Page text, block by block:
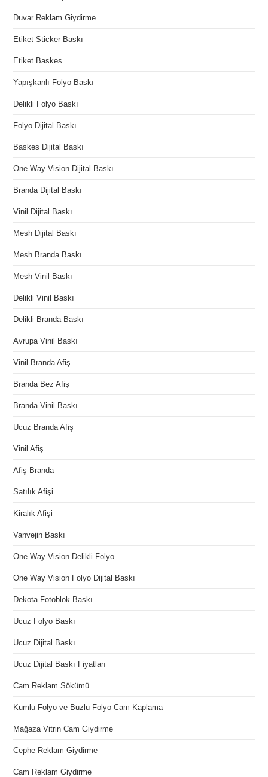
Duvar Reklam Giydirme
Etiket Sticker Baskı
Etiket Baskes
Yapışkanlı Folyo Baskı
Delikli Folyo Baskı
Folyo Dijital Baskı
Baskes Dijital Baskı
One Way Vision Dijital Baskı
Branda Dijital Baskı
Vinil Dijital Baskı
Mesh Dijital Baskı
Mesh Branda Baskı
Mesh Vinil Baskı
Delikli Vinil Baskı
Delikli Branda Baskı
Avrupa Vinil Baskı
Vinil Branda Afiş
Branda Bez Afiş
Branda Vinil Baskı
Ucuz Branda Afiş
Vinil Afiş
Afiş Branda
Satılık Afişi
Kiralık Afişi
Vanvejin Baskı
One Way Vision Delikli Folyo
One Way Vision Folyo Dijital Baskı
Dekota Fotoblok Baskı
Ucuz Folyo Baskı
Ucuz Dijital Baskı
Ucuz Dijital Baskı Fiyatları
Cam Reklam Sökümü
Kumlu Folyo ve Buzlu Folyo Cam Kaplama
Mağaza Vitrin Cam Giydirme
Cephe Reklam Giydirme
Cam Reklam Giydirme